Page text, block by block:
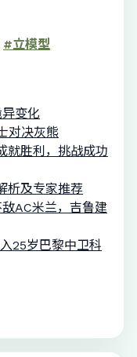
#立模型
变化
对决灰熊
就胜利，挑战成功
析及专家推荐
AC米兰，吉鲁建
25岁巴黎中卫科